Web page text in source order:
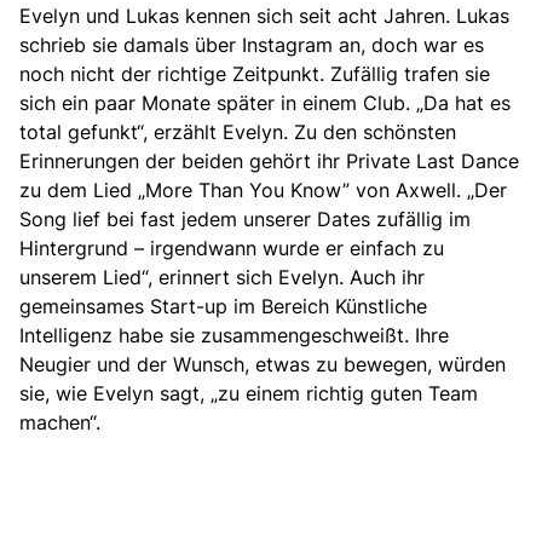
Evelyn und Lukas kennen sich seit acht Jahren. Lukas
schrieb sie damals über Instagram an, doch war es
noch nicht der richtige Zeitpunkt. Zufällig trafen sie
sich ein paar Monate später in einem Club. „Da hat es
total gefunkt“, erzählt Evelyn. Zu den schönsten
Erinnerungen der beiden gehört ihr Private Last Dance
zu dem Lied „More Than You Know” von Axwell. „Der
Song lief bei fast jedem unserer Dates zufällig im
Hintergrund – irgendwann wurde er einfach zu
unserem Lied“, erinnert sich Evelyn. Auch ihr
gemeinsames Start-up im Bereich Künstliche
Intelligenz habe sie zusammengeschweißt. Ihre
Neugier und der Wunsch, etwas zu bewegen, würden
sie, wie Evelyn sagt, „zu einem richtig guten Team
machen“.